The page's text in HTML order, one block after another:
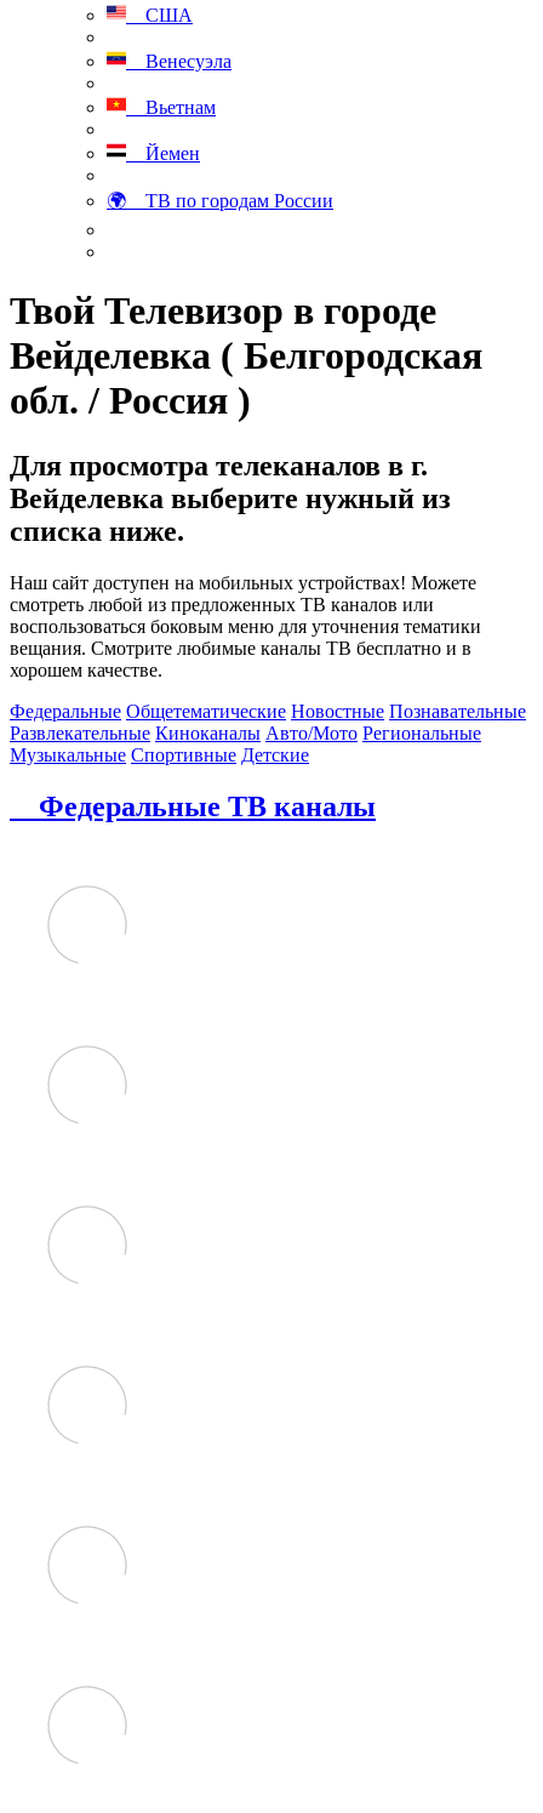
США
Венесуэла
Вьетнам
Йемен
🌍 ТВ по городам России
Твой Телевизор в городе
Вейделевка ( Белгородская
обл. / Россия )
Для просмотра телеканалов в г.
Вейделевка выберите нужный из
списка ниже.
Наш сайт доступен на мобильных устройствах! Можете
смотреть любой из предложенных ТВ каналов или
воспользоваться боковым меню для уточнения тематики
вещания. Смотрите любимые каналы ТВ бесплатно и в
хорошем качестве.
Федеральные Общетематические Новостные Познавательные
Развлекательные Киноканалы Авто/Мото Региональные
Музыкальные Спортивные Детские
Федеральные ТВ каналы